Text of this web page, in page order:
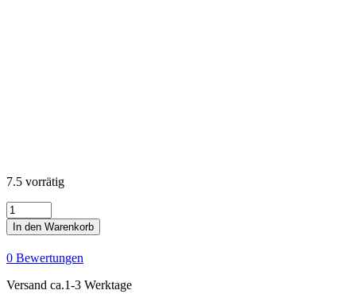
7.5 vorrätig
KONA
Cotton
Solids
-
Melon
Menge
In den Warenkorb
0 Bewertungen
Versand ca.1-3 Werktage